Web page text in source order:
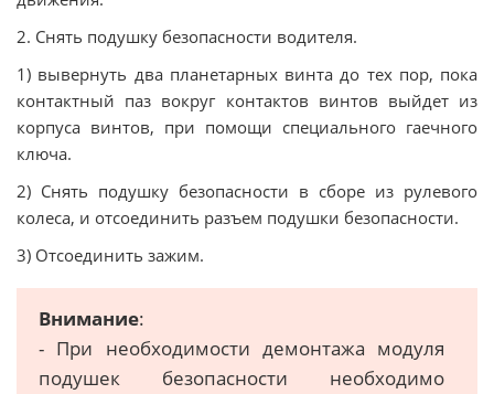
2. Снять подушку безопасности водителя.
1) вывернуть два планетарных винта до тех пор, пока
контактный паз вокруг контактов винтов выйдет из
корпуса винтов, при помощи специального гаечного
ключа.
2) Снять подушку безопасности в сборе из рулевого
колеса, и отсоединить разъем подушки безопасности.
3) Отсоединить зажим.
Внимание:
- При необходимости демонтажа модуля
подушек безопасности необходимо